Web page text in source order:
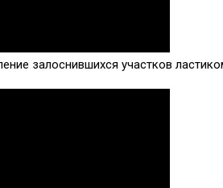
залоснившихся участков